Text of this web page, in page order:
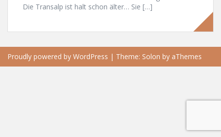
Die Transalp ist halt schon älter… Sie […]
Proudly powered by WordPress | Theme: Solon by aThemes